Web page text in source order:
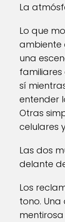
La
Lo que
ambiente
una
sí
entender
Otras
celulares
Las dos
delante
Los
tono.